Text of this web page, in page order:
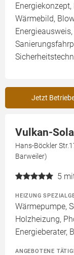
Wärmebild,
Jetzt
Vulkan-
Hans-Böckler
Barweiler)
5
HEIZUNG
Wärmepumpe,
Holzheizung,
Energieberater,
ANGEBOTENE